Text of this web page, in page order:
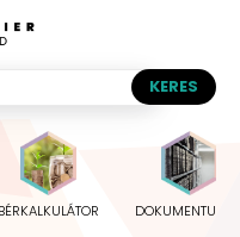
BÉRKALKULÁTOR